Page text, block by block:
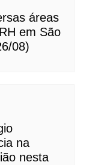
áreas
em São
08)
na
nesta